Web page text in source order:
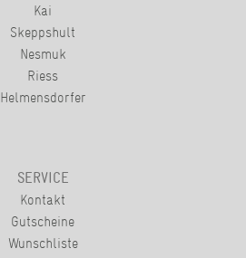
Kai
Skeppshult
Nesmuk
Riess
Helmensdorfer
SERVICE
Kontakt
Gutscheine
Wunschliste